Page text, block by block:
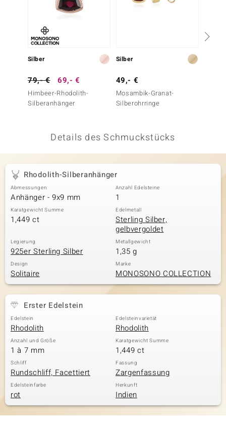
Collection
BY DE MELO
Classics
Silber
79,- € 69,- €
Himbeer-Rhodolith-
Silberanhänger
Silber
49,- €
Mosambik-Granat-
Silberohrringe
Details des Schmuckstücks
Rhodolith-Silberanhänger
Abmessungen
Anhänger - 9x9 mm
Anzahl Edelsteine
1
Karatgewicht Summe
1,449 ct
Edelmetall
Sterling Silber,
gelbvergoldet
Legierung
925er Sterling Silber
Metallgewicht
1,35 g
Design
Solitaire
Marke
MONOSONO COLLECTION
Erster Edelstein
Edelstein
Rhodolith
Edelsteinvarietät
Rhodolith
Anzahl und Größe
1 à 7 mm
Karatgewicht Summe
1,449 ct
Schliff
Rundschliff, Facettiert
Fassung
Zargenfassung
Edelsteinfarbe
rot
Herkunft
Indien